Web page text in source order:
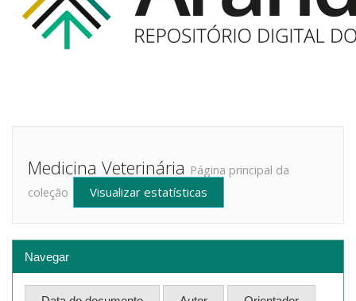
Medicina Veterinária Página principal da
coleção
Visualizar estatísticas
Navegar